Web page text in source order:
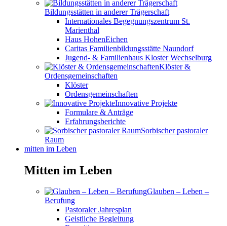
Bildungsstätten in anderer Trägerschaft
Internationales Begegnungszentrum St.
Marienthal
Haus HohenEichen
Caritas Familienbildungsstätte Naundorf
Jugend- & Familienhaus Kloster Wechselburg
Klöster &
Ordensgemeinschaften
Klöster
Ordensgemeinschaften
Innovative Projekte
Formulare & Anträge
Erfahrungsberichte
Sorbischer pastoraler
Raum
mitten im Leben
Mitten im Leben
Glauben – Leben –
Berufung
Pastoraler Jahresplan
Geistliche Begleitung